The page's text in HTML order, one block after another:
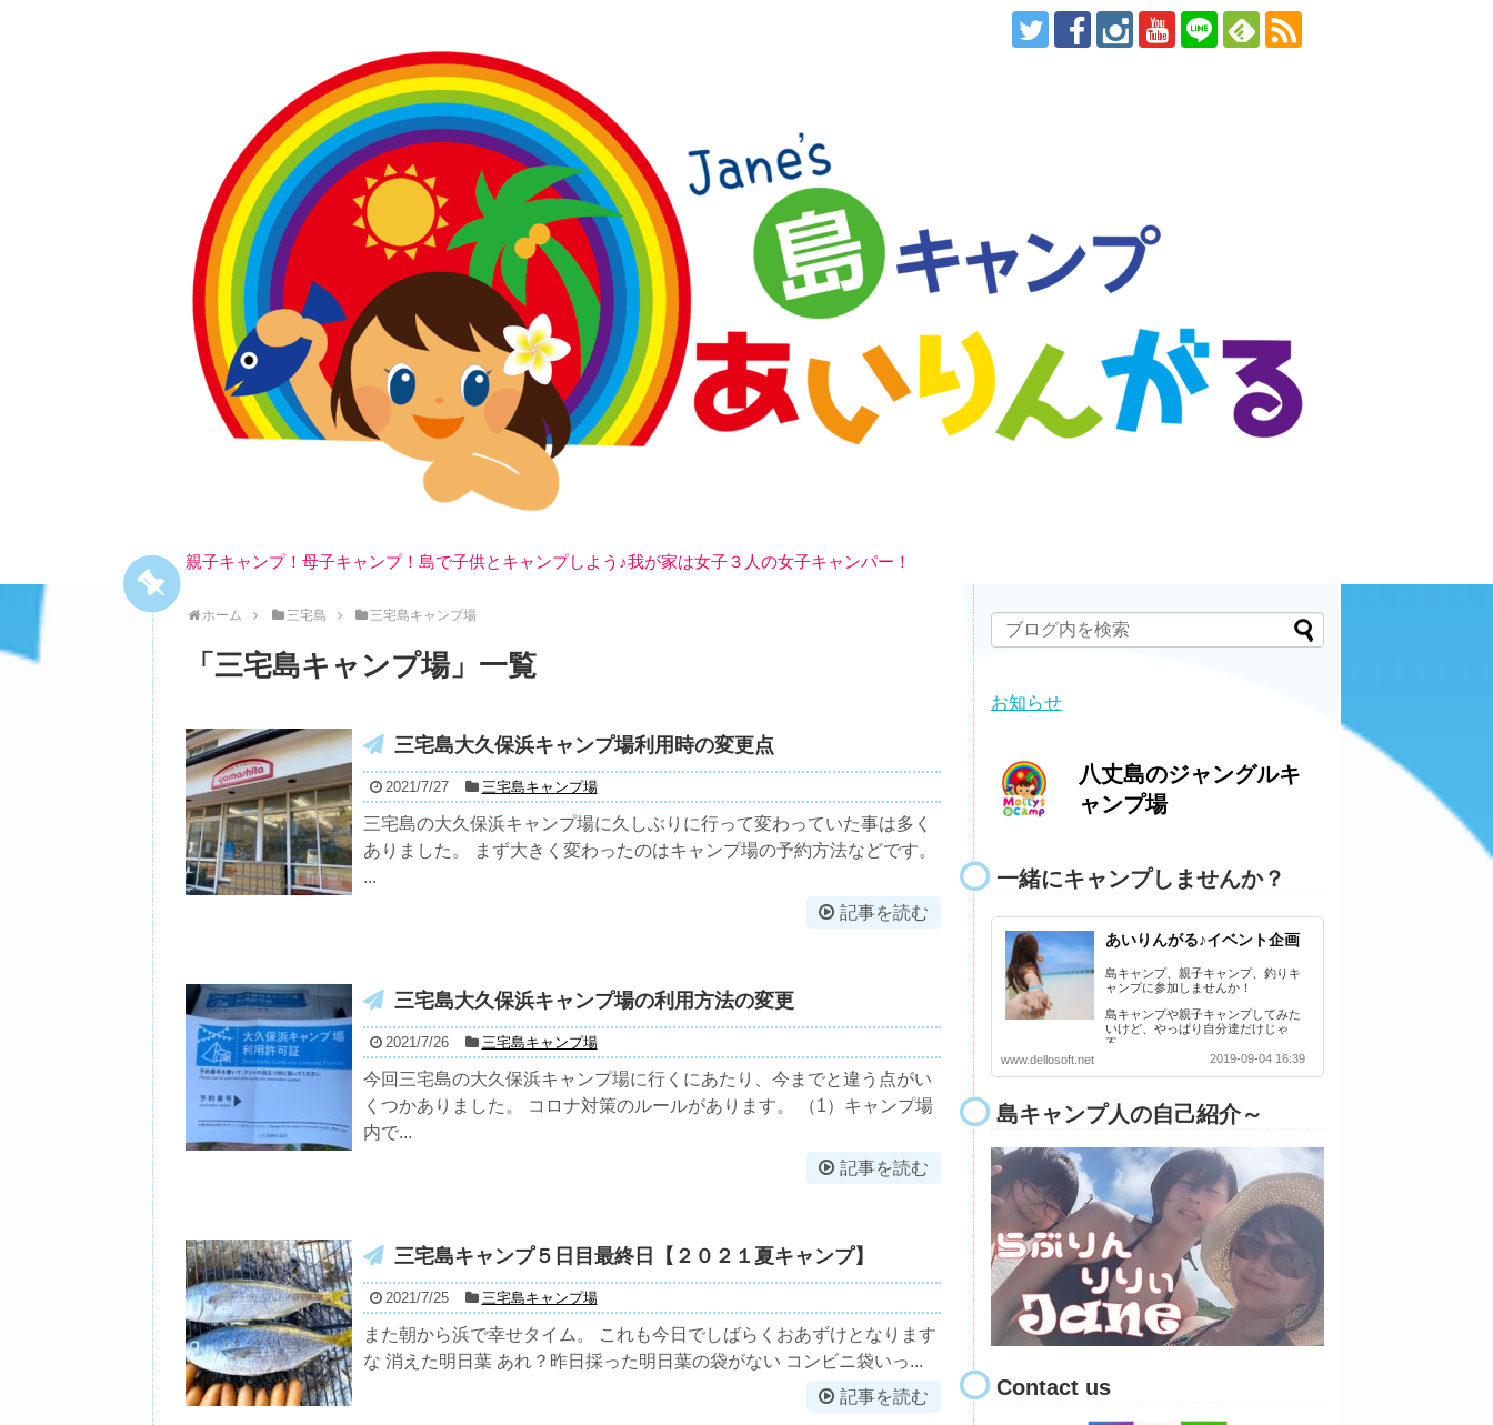
親子キャンプ！母子キャンプ！島で子供とキャンプしよう♪我が家は女子３人の女子キャンパー！
ホーム 三宅島 三宅島キャンプ場
「 三宅島キャンプ場」 一覧
三宅島大久保浜キャンプ場利用時の変更点
2021/7/27 三宅島キャンプ場
三宅島の大久保浜キャンプ場に久しぶりに行って変わっていた事は多く
ありました。 まず大きく変わったのはキャンプ場の予約方法などです。
...
記事を読む
三宅島大久保浜キャンプ場の利用方法の変更
2021/7/26 三宅島キャンプ場
今回三宅島の大久保浜キャンプ場に行くにあたり、今までと違う点がい
くつかありました。 コロナ対策のルールがあります。 （1）キャンプ場
内で...
記事を読む
三宅島キャンプ５日目最終日【２０２１夏キャンプ】
2021/7/25 三宅島キャンプ場
また朝から浜で幸せタイム。 これも今日でしばらくおあずけとなります
な 消えた明日葉 あれ？昨日採った明日葉の袋がない コンビニ袋いっ...
記事を読む
お知らせ
八丈島のジャングルキ
ャンプ場
一緒にキャンプしませんか？
あいりんがる♪イベント企画
島キャンプ、親子キャンプ、釣りキ
ャンプに参加しませんか！
島キャンプや親子キャンプしてみた
いけど、やっぱり自分達だけじゃ
不…
www.dellosoft.net
2019-09-04 16:39
島キャンプ人の自己紹介～
Contact us